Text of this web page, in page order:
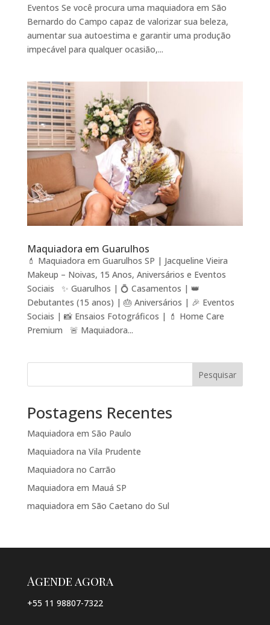
Eventos Se você procura uma maquiadora em São
Bernardo do Campo capaz de valorizar sua beleza,
aumentar sua autoestima e garantir uma produção
impecável para qualquer ocasião,...
Maquiadora em Guarulhos
💄 Maquiadora em Guarulhos SP | Jacqueline Vieira
Makeup – Noivas, 15 Anos, Aniversários e Eventos
Sociais ✨ Guarulhos | 💍 Casamentos | 👑
Debutantes (15 anos) | 🎂 Aniversários | 🎉 Eventos
Sociais | 📸 Ensaios Fotográficos | 💄 Home Care
Premium 🚨 Maquiadora...
Pesquisar
Postagens Recentes
Maquiadora em São Paulo
Maquiadora na Vila Prudente
Maquiadora no Carrão
Maquiadora em Mauá SP
maquiadora em São Caetano do Sul
Agende agora
+55 11 98807-7322